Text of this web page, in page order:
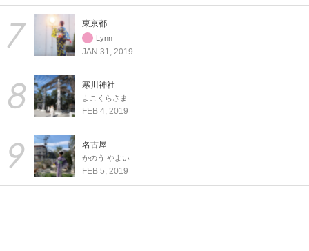
東京都
Lynn
JAN 31, 2019
寒川神社
よこくらさま
FEB 4, 2019
名古屋
かのう やよい
FEB 5, 2019